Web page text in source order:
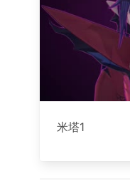
米塔1